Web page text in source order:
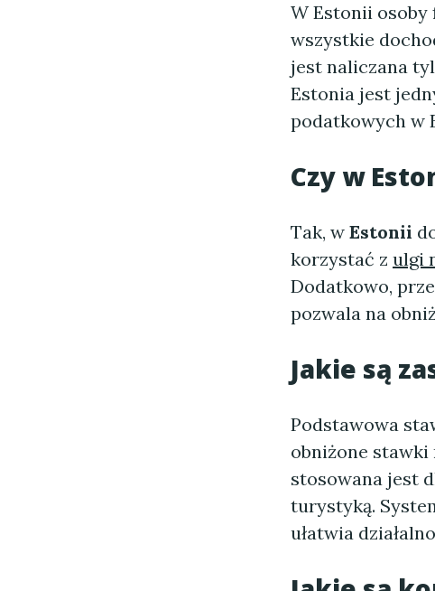
W Estonii osoby
wszystkie
jest naliczana
Estonia jest
podatkowych w
Czy w
Tak, w Estonii
korzystać z ulgi
Dodatkowo,
pozwala na
Jakie są
Podstawowa
obniżone stawki
stosowana jest
turystyką.
ułatwia